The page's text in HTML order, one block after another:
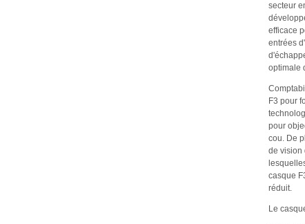
secteur
efficace
entrées
optimale
F3 pour
pour
cou. De
de vision
casque
réduit.
Le